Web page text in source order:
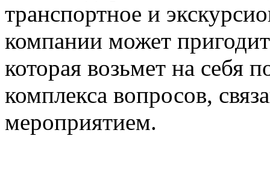
транспортное и
компании может
которая возьмет на себя
комплекса вопросов,
мероприятием.